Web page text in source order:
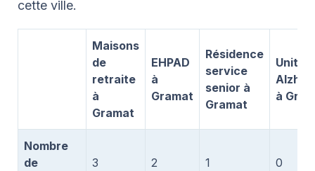
cette ville.
Maisons
de
retraite
à
Gramat
EHPAD
à
Gramat
Résidence
service
senior à
Gramat
Unité
à
Nombre
de
3 2 1 0